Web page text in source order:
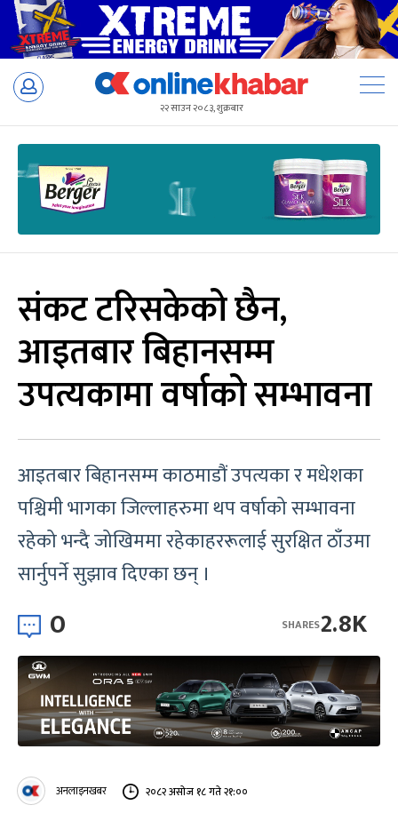
Skip
२२ साउन २०८३, शुक्रबार
संकट टरिसकेको छैन,
आइतबार बिहानसम्म
उपत्यकामा वर्षाको सम्भावना
आइतबार बिहानसम्म काठमाडौं उपत्यका र मधेशका
पश्चिमी भागका जिल्लाहरुमा थप वर्षाको सम्भावना
रहेको भन्दै जोखिममा रहेकाहररूलाई सुरक्षित ठाँउमा
सार्नुपर्ने सुझाव दिएका छन् ।
0 2.8K
SHARES
अनलाइनखबर २०८२ असोज १८ गते २१:००